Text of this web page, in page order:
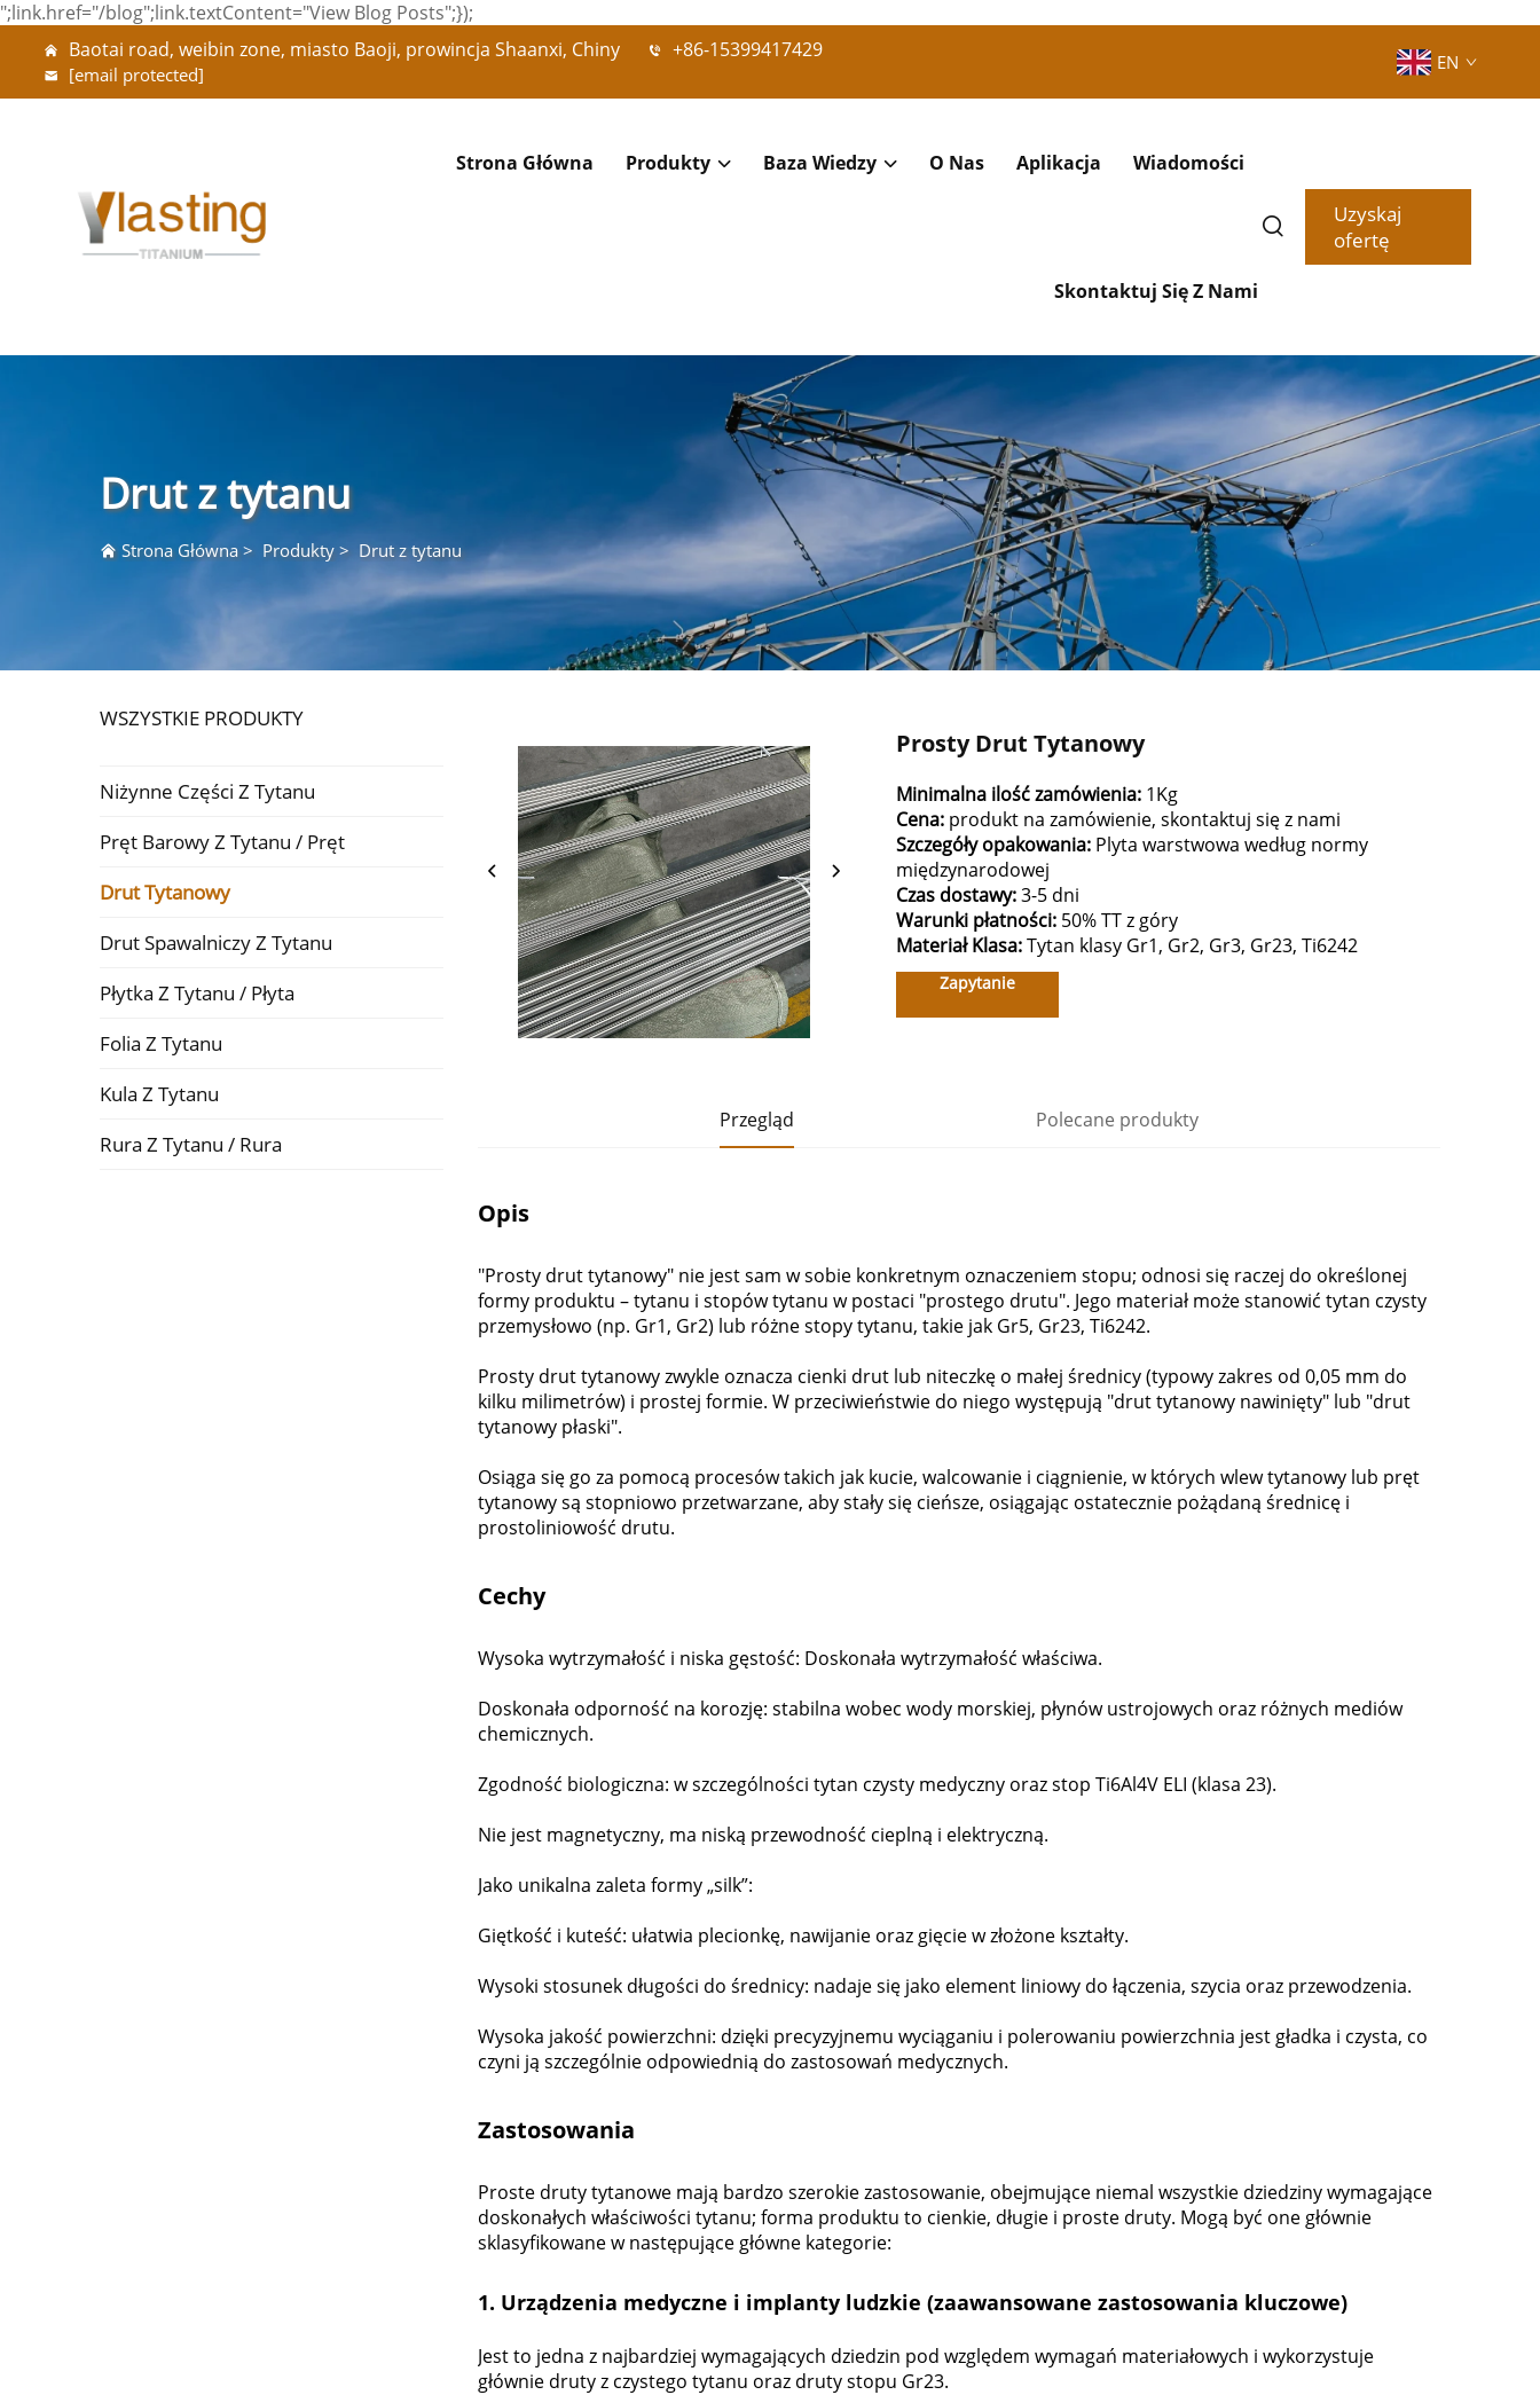
";link.href="/blog";link.textContent="View Blog Posts";});
Baotai road, weibin zone, miasto Baoji, prowincja Shaanxi, Chiny
+86-15399417429
[email protected]
EN
Strona Główna Produkty Baza Wiedzy O Nas Aplikacja Wiadomości
Skontaktuj Się Z Nami
Uzyskaj
ofertę
Drut z tytanu
Strona Główna > Produkty > Drut z tytanu
WSZYSTKIE PRODUKTY
Niżynne Części Z Tytanu
Pręt Barowy Z Tytanu / Pręt
Drut Tytanowy
Drut Spawalniczy Z Tytanu
Płytka Z Tytanu / Płyta
Folia Z Tytanu
Kula Z Tytanu
Rura Z Tytanu / Rura
Prosty Drut Tytanowy
Minimalna ilość zamówienia: 1Kg
Cena: produkt na zamówienie, skontaktuj się z nami
Szczegóły opakowania: Plyta warstwowa według normy
międzynarodowej
Czas dostawy:3-5 dni
Warunki płatności: 50% TT z góry
MateriałKlasa:Tytan klasy Gr1, Gr2, Gr3, Gr23, Ti6242
Zapytanie
Przegląd Polecane produkty
Opis
"Prosty drut tytanowy" nie jest sam w sobie konkretnym oznaczeniem stopu; odnosi się raczej do określonej
formy produktu – tytanu i stopów tytanu w postaci "prostego drutu". Jego materiał może stanowić tytan czysty
przemysłowo (np. Gr1, Gr2) lub różne stopy tytanu, takie jak Gr5, Gr23, Ti6242.
Prosty drut tytanowy zwykle oznacza cienki drut lub niteczkę o małej średnicy (typowy zakres od 0,05 mm do
kilku milimetrów) i prostej formie. W przeciwieństwie do niego występują "drut tytanowy nawinięty" lub "drut
tytanowy płaski".
Osiąga się go za pomocą procesów takich jak kucie, walcowanie i ciągnienie, w których wlew tytanowy lub pręt
tytanowy są stopniowo przetwarzane, aby stały się cieńsze, osiągając ostatecznie pożądaną średnicę i
prostoliniowość drutu.
Cechy
Wysoka wytrzymałość i niska gęstość: Doskonała wytrzymałość właściwa.
Doskonała odporność na korozję: stabilna wobec wody morskiej, płynów ustrojowych oraz różnych mediów
chemicznych.
Zgodność biologiczna: w szczególności tytan czysty medyczny oraz stop Ti6Al4V ELI (klasa 23).
Nie jest magnetyczny, ma niską przewodność cieplną i elektryczną.
Jako unikalna zaleta formy „silk”:
Giętkość i kuteść: ułatwia plecionkę, nawijanie oraz gięcie w złożone kształty.
Wysoki stosunek długości do średnicy: nadaje się jako element liniowy do łączenia, szycia oraz przewodzenia.
Wysoka jakość powierzchni: dzięki precyzyjnemu wyciąganiu i polerowaniu powierzchnia jest gładka i czysta, co
czyni ją szczególnie odpowiednią do zastosowań medycznych.
Zastosowania
Proste druty tytanowe mają bardzo szerokie zastosowanie, obejmujące niemal wszystkie dziedziny wymagające
doskonałych właściwości tytanu; forma produktu to cienkie, długie i proste druty. Mogą być one głównie
sklasyfikowane w następujące główne kategorie:
1. Urządzenia medyczne i implanty ludzkie (zaawansowane zastosowania kluczowe)
Jest to jedna z najbardziej wymagających dziedzin pod względem wymagań materiałowych i wykorzystuje
głównie druty z czystego tytanu oraz druty stopu Gr23.